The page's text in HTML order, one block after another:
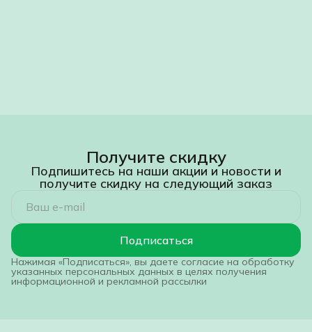
Получите скидку
Подпишитесь на наши акции и новости и
получите скидку на следующий заказ
Подписаться
Нажимая «Подписаться», вы даете согласие на обработку
указанных персональных данных в целях получения
информационной и рекламной рассылки